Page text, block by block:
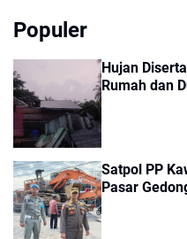
Populer
Hujan
Rumah dan
Satpol PP
Pasar